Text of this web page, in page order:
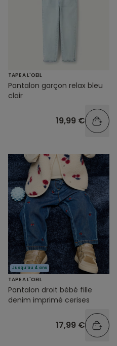
TAPE A L'OEIL
Pantalon garçon relax bleu
clair
19,99 €
Jusqu'au 4 ans
TAPE A L'OEIL
Pantalon droit bébé fille
denim imprimé cerises
17,99 €